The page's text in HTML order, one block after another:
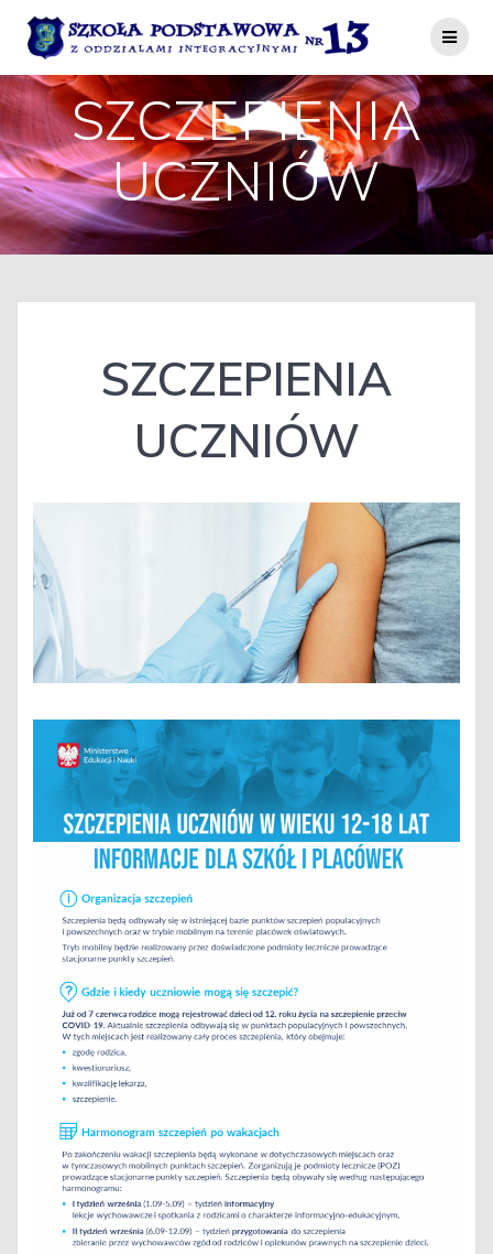
do
treści
SZCZEPIENIA
UCZNIÓW
SZCZEPIENIA
UCZNIÓW